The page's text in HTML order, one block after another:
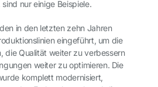
nur einige Beispiele.
in den letzten zehn Jahren
eingeführt, um die
die Qualität weiter zu verbessern
weiter zu optimieren. Die
komplett modernisiert,